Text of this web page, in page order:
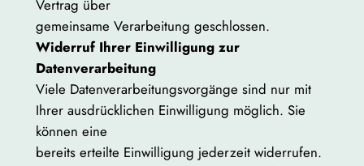
Vertrag über
gemeinsame Verarbeitung geschlossen.
Widerruf Ihrer Einwilligung zur
Datenverarbeitung
Viele Datenverarbeitungsvorgänge sind nur mit
Ihrer ausdrücklichen Einwilligung möglich. Sie
können eine
bereits erteilte Einwilligung jederzeit widerrufen.